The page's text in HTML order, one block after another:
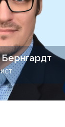
данных,
стартапами.